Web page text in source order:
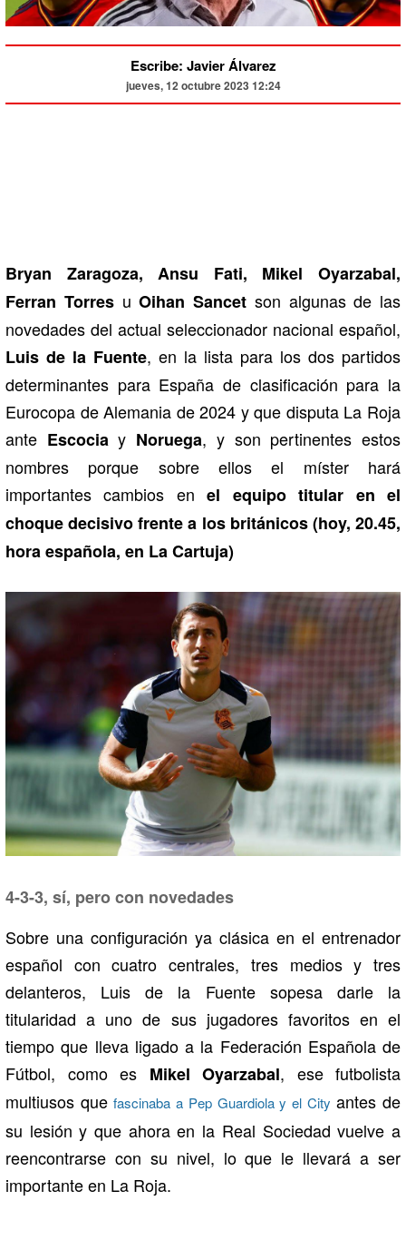
Escribe: Javier Álvarez
jueves, 12 octubre 2023 12:24
Bryan Zaragoza, Ansu Fati, Mikel Oyarzabal,
Ferran TorresuOihan Sancet son algunas de las
novedades del actual seleccionador nacional español,
Luis de la Fuente, en la lista para los dos partidos
determinantes para España de clasificación para la
Eurocopa de Alemania de 2024 y que disputa La Roja
ante Escociay Noruega, y son pertinentes estos
nombres porque sobre ellos el míster hará
importantes cambios enel equipo titular en el
choque decisivo frente a los británicos (hoy, 20.45,
hora española, en La Cartuja)
4-3-3, sí, pero con novedades
Sobre una configuración ya clásica en el entrenador
español con cuatro centrales, tres medios y tres
delanteros, Luis de la Fuente sopesa darle la
titularidad a uno de sus jugadores favoritos en el
tiempo que lleva ligado a la Federación Española de
Fútbol, como es Mikel Oyarzabal, ese futbolista
multiusos quefascinaba a Pep Guardiola y el City antes de
su lesión y que ahora en la Real Sociedad vuelve a
reencontrarse con su nivel, lo que le llevará a ser
importante en La Roja.